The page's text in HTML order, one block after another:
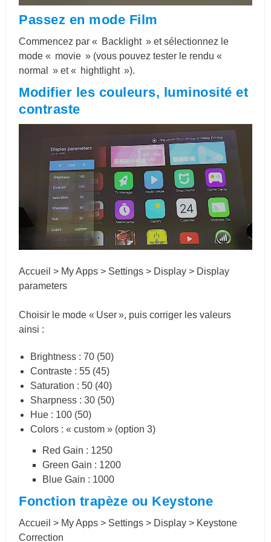
Passez en mode Film
Commencez par « Backlight » et sélectionnez le
mode « movie » (vous pouvez tester le rendu «
normal » et « hightlight »).
Modifier les couleurs, luminosité et
contraste
Accueil > My Apps > Settings > Display > Display
parameters
Choisir le mode « User », puis corriger les valeurs
ainsi :
Brightness : 70 (50)
Contraste : 55 (45)
Saturation : 50 (40)
Sharpness : 30 (50)
Hue : 100 (50)
Colors : « custom » (option 3)
Red Gain : 1250
Green Gain : 1200
Blue Gain : 1000
Fonction trapèze ou Keystone
Accueil > My Apps > Settings > Display > Keystone
Correction